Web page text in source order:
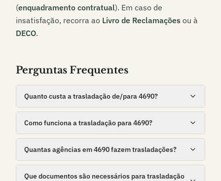
(enquadramento contratual). Em caso de
insatisfação, recorra ao Livro de Reclamações ou à
DECO.
Perguntas Frequentes
Quanto custa a trasladação de/para 4690?
Como funciona a trasladação para 4690?
Quantas agências em 4690 fazem trasladações?
Que documentos são necessários para trasladação